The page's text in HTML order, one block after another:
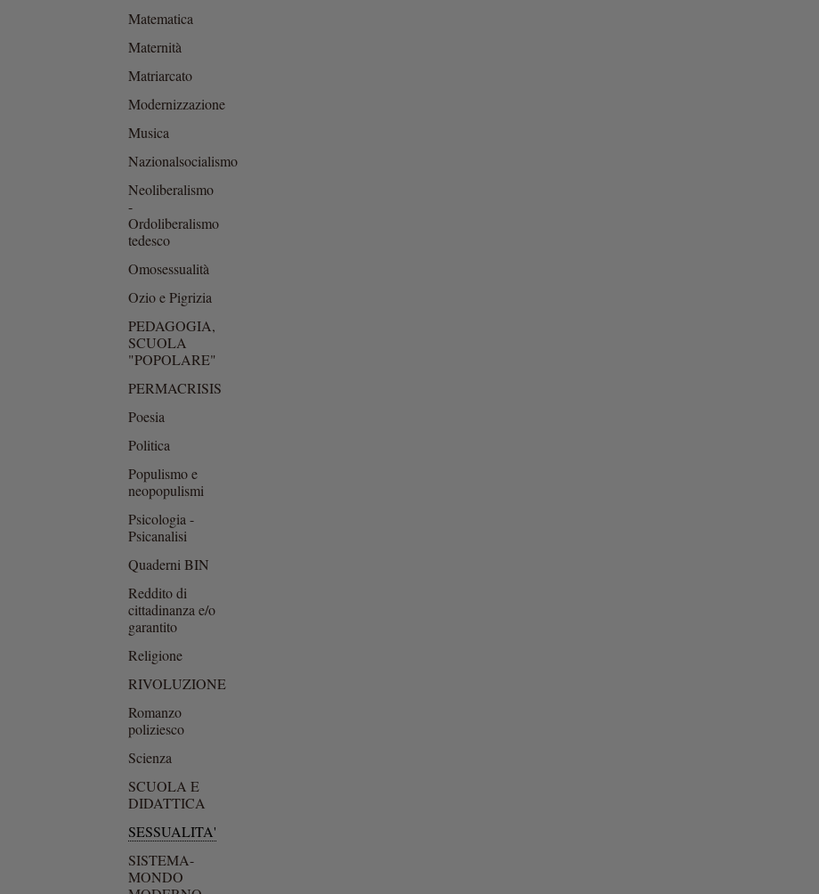
Matematica
Maternità
Matriarcato
Modernizzazione
Musica
Nazionalsocialismo
Neoliberalismo
-
Ordoliberalismo
tedesco
Omosessualità
Ozio e Pigrizia
PEDAGOGIA,
SCUOLA
"POPOLARE"
PERMACRISIS
Poesia
Politica
Populismo e
neopopulismi
Psicologia -
Psicanalisi
Quaderni BIN
Reddito di
cittadinanza e/o
garantito
Religione
RIVOLUZIONE
Romanzo
poliziesco
Scienza
SCUOLA E
DIDATTICA
SESSUALITA'
SISTEMA-
MONDO